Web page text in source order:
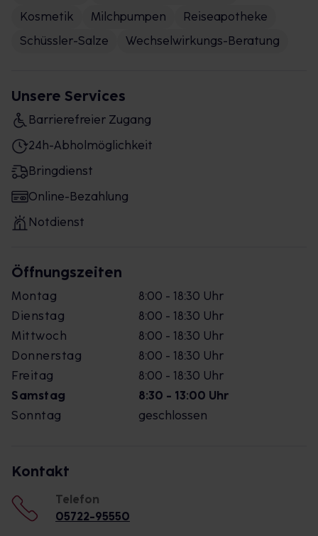
Kosmetik
Milchpumpen
Reiseapotheke
Schüssler-Salze
Wechselwirkungs-Beratung
Unsere Services
Barrierefreier Zugang
24h-Abholmöglichkeit
Bringdienst
Online-Bezahlung
Notdienst
Öffnungszeiten
Montag
8:00 - 18:30 Uhr
Dienstag
8:00 - 18:30 Uhr
Mittwoch
8:00 - 18:30 Uhr
Donnerstag
8:00 - 18:30 Uhr
Freitag
8:00 - 18:30 Uhr
Samstag
8:30 - 13:00 Uhr
Sonntag
geschlossen
Kontakt
Telefon
05722-95550